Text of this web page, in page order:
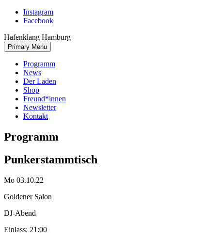
Skip
Instagram
Facebook
Hafenklang Hamburg
Primary Menu
Programm
News
Der Laden
Shop
Freund*innen
Newsletter
Kontakt
Programm
Punkerstammtisch
Mo 03.10.22
Goldener Salon
DJ-Abend
Einlass: 21:00